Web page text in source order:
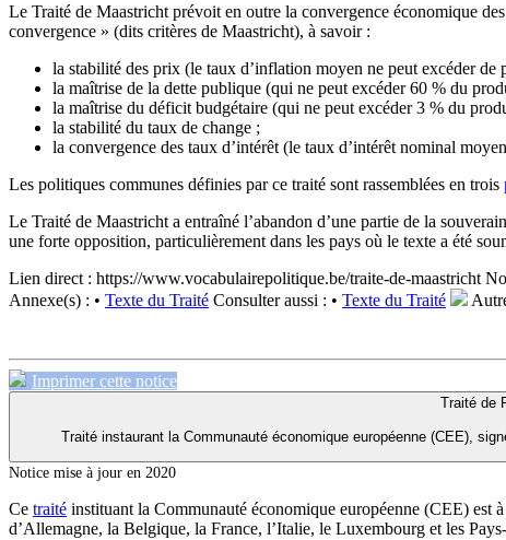
Le Traité de Maastricht prévoit en outre la convergence économique
convergence » (dits critères de Maastricht), à savoir :
la stabilité des prix (le taux d’inflation moyen ne peut excéder
la maîtrise de la dette publique (qui ne peut excéder 60 % du
la maîtrise du déficit budgétaire (qui ne peut excéder 3 % du
la stabilité du taux de change ;
la convergence des taux d’intérêt (le taux d’intérêt nominal
Les politiques communes définies par ce traité sont rassemblées en trois
Le Traité de Maastricht a entraîné l’abandon d’une partie de la
une forte opposition, particulièrement dans les pays où le texte a été
Lien direct : https://www.vocabulairepolitique.be/traite-de-maastricht
Annexe(s) : • Texte du Traité Consulter aussi : • Texte du Traité
Imprimer cette notice
Traité de
Traité instaurant la Communauté économique européenne (CEE),
Notice mise à jour en 2020
Ce traité instituant la Communauté économique européenne (CEE) est
d’Allemagne, la Belgique, la France, l’Italie, le Luxembourg et les